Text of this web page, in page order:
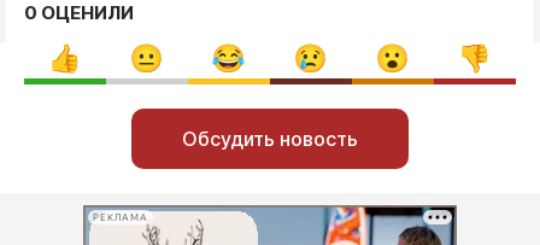
0 ОЦЕНИЛИ
Обсудить новость
РЕКЛАМА